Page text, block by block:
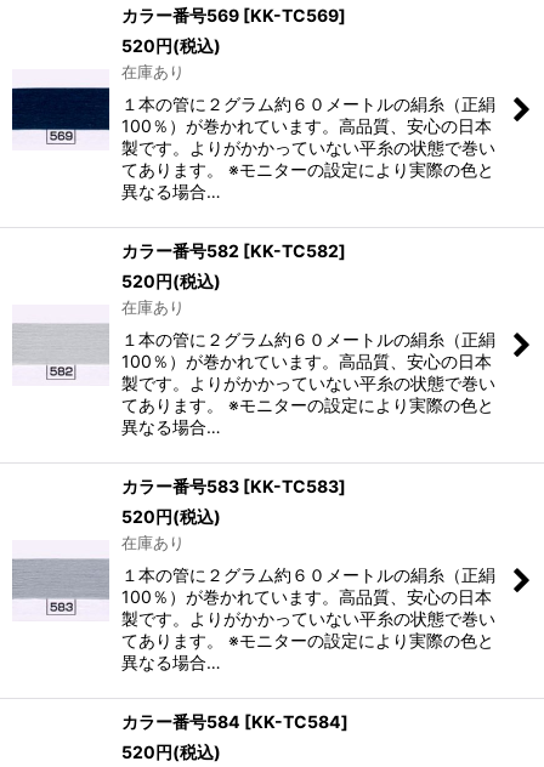
カラー番号569 [KK-TC569]
520円(税込)
在庫あり
１本の管に２グラム約６０メートルの絹糸（正絹
100％）が巻かれています。高品質、安心の日本
製です。よりがかかっていない平糸の状態で巻い
てあります。 ※モニターの設定により実際の色と
異なる場合…
カラー番号582 [KK-TC582]
520円(税込)
在庫あり
１本の管に２グラム約６０メートルの絹糸（正絹
100％）が巻かれています。高品質、安心の日本
製です。よりがかかっていない平糸の状態で巻い
てあります。 ※モニターの設定により実際の色と
異なる場合…
カラー番号583 [KK-TC583]
520円(税込)
在庫あり
１本の管に２グラム約６０メートルの絹糸（正絹
100％）が巻かれています。高品質、安心の日本
製です。よりがかかっていない平糸の状態で巻い
てあります。 ※モニターの設定により実際の色と
異なる場合…
カラー番号584 [KK-TC584]
520円(税込)